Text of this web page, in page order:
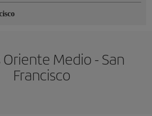
Medio - San
Francisco